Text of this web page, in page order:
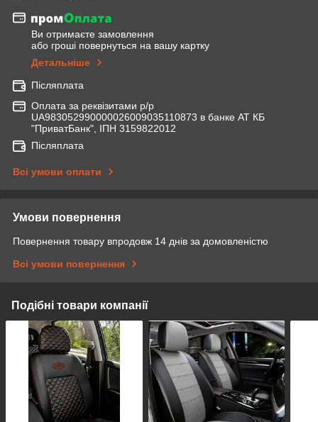
Ви отримаєте замовлення
або гроші повернуться на вашу картку
Детальніше
Післяплата
Оплата за реквізитами р/р
UA983052990000026009035110873 в банке АТ КБ
"ПриватБанк", ІПН 3159822012
Післяплата
Всі умови оплати
Умови повернення
Повернення товару впродовж 14 днів за домовленістю
Всі умови повернення
Подібні товари компанії